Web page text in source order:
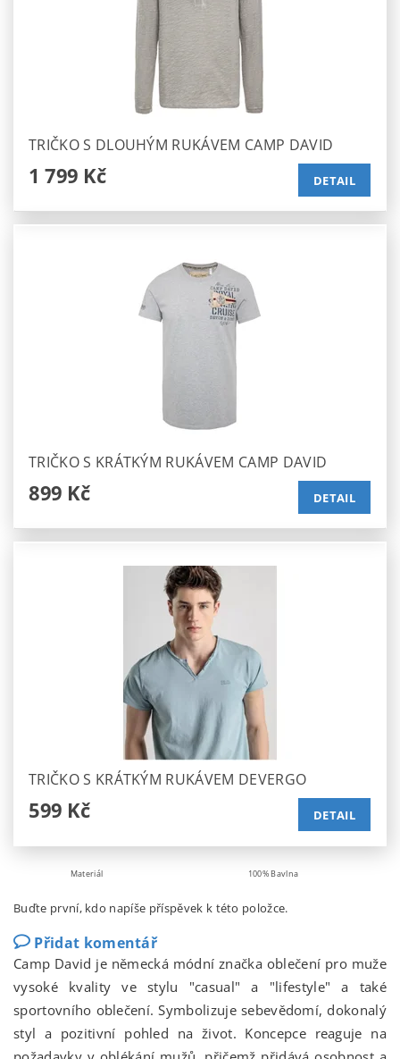
TRIČKO S DLOUHÝM RUKÁVEM CAMP DAVID
1 799 Kč DETAIL
TRIČKO S KRÁTKÝM RUKÁVEM CAMP DAVID
899 Kč DETAIL
TRIČKO S KRÁTKÝM RUKÁVEM DEVERGO
599 Kč DETAIL
Materiál 100% Bavlna
Buďte první, kdo napíše příspěvek k této položce.
Přidat komentář
Camp David je německá módní značka oblečení pro muže
vysoké kvality ve stylu "casual" a "lifestyle" a také
sportovního oblečení. Symbolizuje sebevědomí, dokonalý
styl a pozitivní pohled na život. Koncepce reaguje na